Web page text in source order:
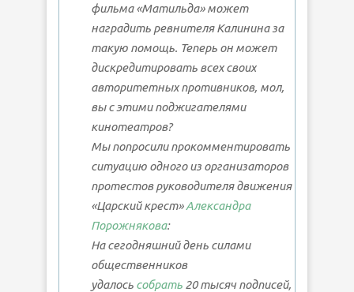
фильма «Матильда» может
наградить ревнителя Калинина за
такую помощь. Теперь он может
дискредитировать всех своих
авторитетных противников, мол,
вы с этими поджигателями
кинотеатров?
Мы попросили прокомментировать
ситуацию одного из организаторов
протестов руководителя движения
«Царский крест»Александра
Порожнякова:
На сегодняшний день силами
общественников
удалось собрать 20 тысяч подписей,